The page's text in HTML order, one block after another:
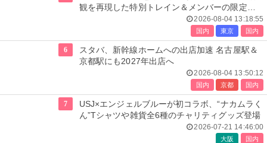
観を再現した特別トレイン＆メンバーの限定ア
2026-08-04 13:18:55
国内 東京 国内
6
スタバ、新幹線ホームへの出店加速 名古屋駅＆
京都駅にも2027年出店へ
2026-08-04 13:50:12
国内 京都 国内
7
USJ×エンジェルブルーが初コラボ、“ナカムラく
ん”Tシャツや雑貨全6種のチャリティグッズ登場
2026-07-21 14:46:00
大阪 国内